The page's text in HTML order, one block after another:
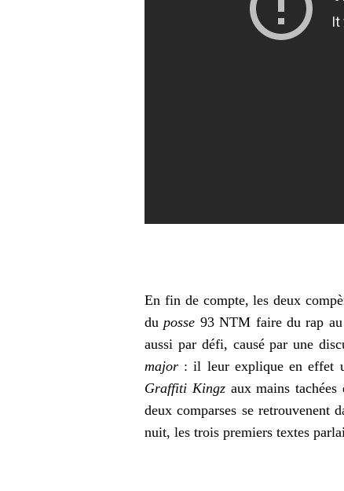
En fin de compte, les deux
duposse 93 NTM faire du rap
aussi par défi, causé par une
major : il leur explique en effet
Graffiti Kingzaux mains tachées
deux comparses se retrouvenent
nuit, les trois premiers textes